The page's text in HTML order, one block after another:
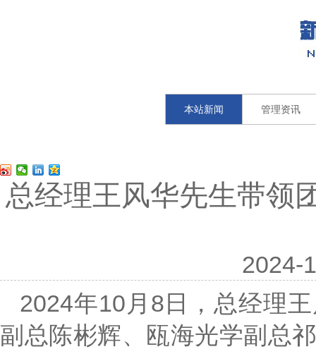
本站新闻 管理资讯
总经理王风华先生带领
2024-
2024年10月8日，总经理
副总陈彬辉、瓯海光学副总